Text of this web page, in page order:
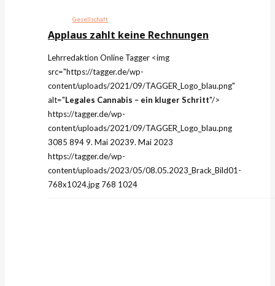
Gesellschaft
Applaus zahlt keine Rechnungen
Lehrredaktion Online Tagger <img
src="https://tagger.de/wp-
content/uploads/2021/09/TAGGER_Logo_blau.png"
alt="Legales Cannabis – ein kluger Schritt"/>
https://tagger.de/wp-
content/uploads/2021/09/TAGGER_Logo_blau.png
3085 8949. Mai 20239. Mai 2023
https://tagger.de/wp-
content/uploads/2023/05/08.05.2023_Brack_Bild01-
768x1024.jpg 768 1024